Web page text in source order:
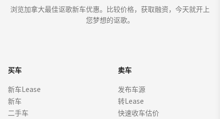
浏览加拿大最佳讴歌新车优惠。比较价格，获取融资，今天就开上
您梦想的讴歌。
买车
新车Lease
新车
二手车
卖车
发布车源
转Lease
快速收车估价